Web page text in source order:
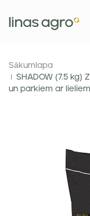
Sākumlapa
SHADOW (7.5 kg)
un parkiem ar